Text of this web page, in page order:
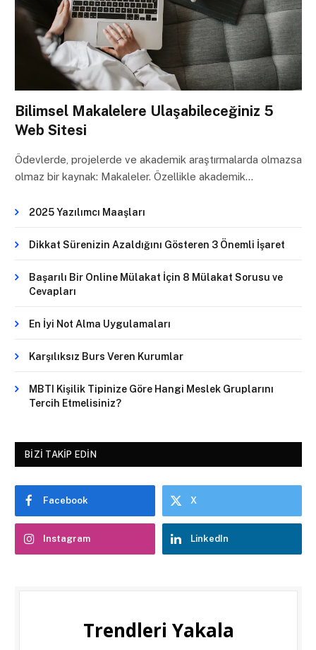
Bilimsel Makalelere Ulaşabileceğiniz 5
Web Sitesi
Ödevlerde, projelerde ve akademik araştırmalarda olmazsa
olmaz bir kaynak: Makaleler. Özellikle akademik…
2025 Yazılımcı Maaşları
Dikkat Sürenizin Azaldığını Gösteren 3 Önemli İşaret
Başarılı Bir Online Mülakat İçin 8 Mülakat Sorusu ve
Cevapları
En İyi Not Alma Uygulamaları
Karşılıksız Burs Veren Kurumlar
MBTI Kişilik Tipinize Göre Hangi Meslek Gruplarını
Tercih Etmelisiniz?
BIZI TAKIP EDIN
Facebook X
Instagram LinkedIn
Trendleri Yakala